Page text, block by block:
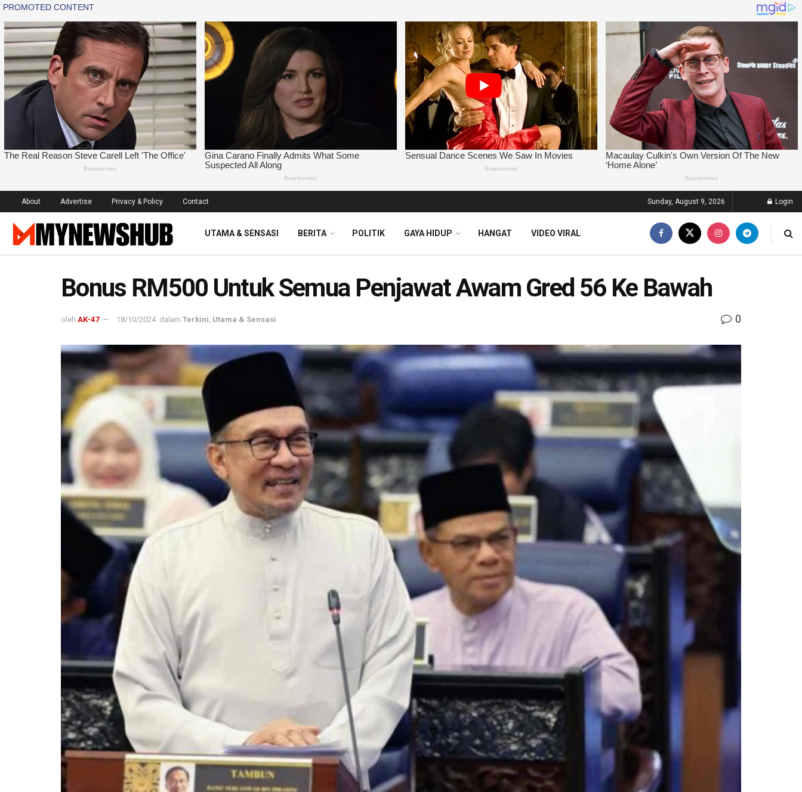
About Advertise Privacy & Policy Contact Sunday, August 9, 2026 Login
UTAMA & SENSASI BERITA POLITIK GAYA HIDUP HANGAT VIDEO VIRAL
Bonus RM500 Untuk Semua Penjawat Awam Gred 56 Ke Bawah
oleh AK-47 18/10/2024 dalam Terkini Utama & Sensasi 0